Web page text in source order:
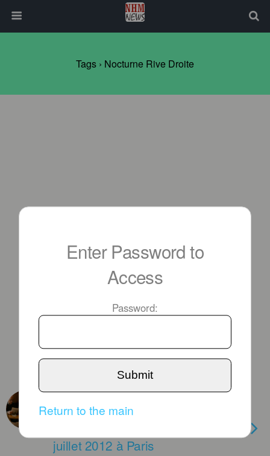
Tags › Nocturne Rive Droite
JUNE 17TH, 2012
Découvrez l’univers de l’Atelier
juillet 2012 à Paris
Enter Password to
Access
Password:
Submit
Return to the main